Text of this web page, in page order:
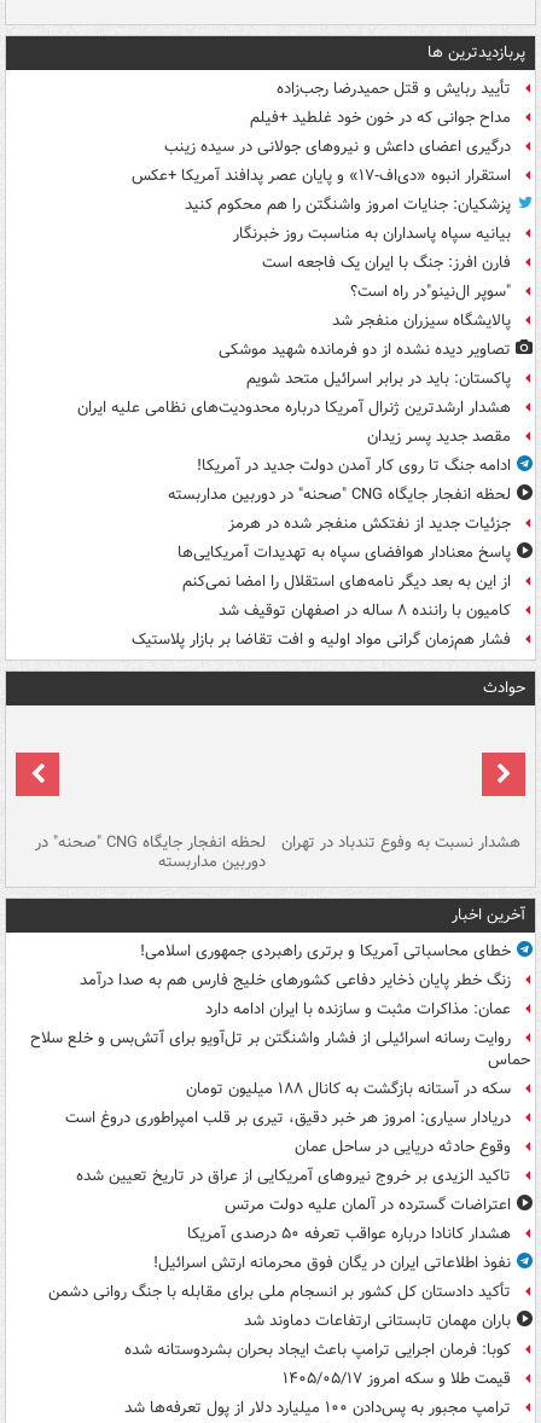
پربازدیدترین ها
تأیید ربایش و قتل حمیدرضا رجب‌زاده
مداح جوانی که در خون خود غلطید +فیلم
درگیری اعضای داعش و نیروهای جولانی در سیده زینب
استقرار انبوه «دی‌اف‑۱۷» و پایان عصر پدافند آمریکا +عکس
پزشکیان: جنایات امروز واشنگتن را هم محکوم کنید
بیانیه سپاه پاسداران به مناسبت روز خبرنگار
فارن افرز: جنگ با ایران یک فاجعه است
"سوپر ال‌نینو"در راه است؟
پالایشگاه سیزران منفجر شد
تصاویر دیده‌ نشده از دو فرمانده شهید موشکی
پاکستان: باید در برابر اسرائیل متحد شویم
هشدار ارشدترین ژنرال آمریکا درباره محدودیت‌های نظامی علیه ایران
مقصد جدید پسر زیدان
ادامه جنگ تا روی کار آمدن دولت جدید در آمریکا!
لحظه انفجار جایگاه CNG "صحنه" در دوربین مداربسته
جزئیات جدید از نفتکش منفجر شده در هرمز
پاسخ معنادار هوافضای سپاه به تهدیدات آمریکایی‌ها
از این به بعد دیگر نامه‌های استقلال را امضا نمی‌کنم
کامیون با راننده ۸ ساله در اصفهان توقیف شد
فشار هم‌زمان گرانی مواد اولیه و افت تقاضا بر بازار پلاستیک
حوادث
هشدار نسبت به وفوع تندباد در تهران لحظه انفجار جایگاه CNG "صحنه" در
دوربین مداربسته
آخرین اخبار
خطای محاسباتی آمریکا و برتری راهبردی جمهوری اسلامی!
زنگ خطر پایان ذخایر دفاعی کشورهای خلیج فارس هم به صدا درآمد
عمان: مذاکرات مثبت و سازنده با ایران ادامه دارد
روایت رسانه اسرائیلی از فشار واشنگتن بر تل‌آویو برای آتش‌بس و خلع سلاح
حماس
سکه در آستانه بازگشت به کانال ۱۸۸ میلیون تومان
دریادار سیاری: امروز هر خبر دقیق، تیری بر قلب امپراطوری دروغ است
وقوع حادثه دریایی در ساحل عمان
تاکید الزیدی بر خروج نیروهای آمریکایی از عراق در تاریخ تعیین شده
اعتراضات گسترده در آلمان علیه دولت مرتس
هشدار کانادا درباره عواقب تعرفه ۵۰ درصدی آمریکا
نفوذ اطلاعاتی ایران در یگان فوق محرمانه ارتش اسرائیل!
تأکید دادستان کل کشور بر انسجام ملی برای مقابله با جنگ روانی دشمن
باران مهمان تابستانی ارتفاعات دماوند شد
کوبا: فرمان اجرایی ترامپ باعث ایجاد بحران بشردوستانه شده
قیمت طلا و سکه امروز ۱۴۰۵/۰۵/۱۷
ترامپ مجبور به پس‌دادن ۱۰۰ میلیارد دلار از پول تعرفه‌ها شد